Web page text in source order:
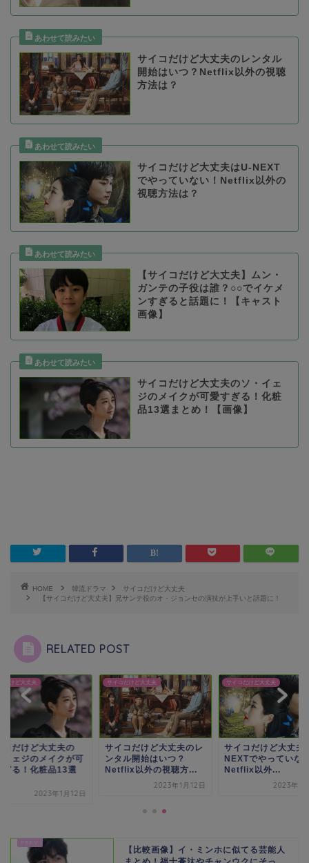
サイコだけど大丈夫のレンタル
開始はいつ？Netflix以外の視聴
方法は？
サイコだけど大丈夫はU-NEXT
でやっていない！Netflix以外の
視聴方法は？
【サイコだけど大丈夫】ムン・
ガンテの子役は誰？○○でイケメ
ンすぎると話題に！【キャスト
画像】
サイコだけど大丈夫のソ・イェ
ジのメイクが可愛すぎる！化粧
品13選まとめ！【画像】
HOME 韓流ドラマ
サイコだけど大丈夫
【サイコだけど大丈夫】兄サンテ役のオ・ジョンセの演技が上手いと話題に！
RELATED POST
だけど大丈夫
コだけど大丈夫の
イェジのメイクが可
ぎる！化粧品13選
2023年1月12日
サイコだけど大丈夫
サイコだけど大丈夫のレ
ンタル開始はいつ？
Netflix以外の視聴方...
2023年1月12日
サイコだけど大丈夫
サイコだけど大丈夫
NEXTでやっていな
Netflix以外...
2023年1
【比較画像】イ・ミンホに似てる芸能人